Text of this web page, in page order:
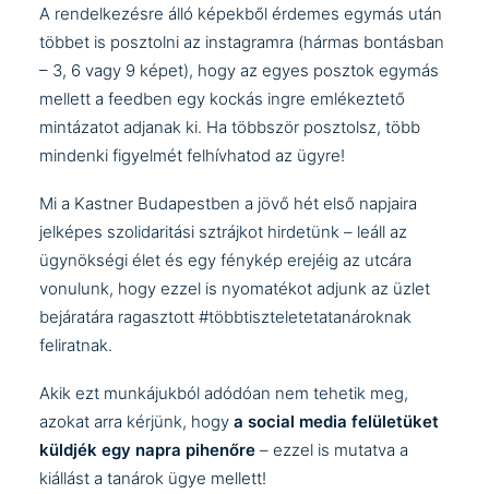
A rendelkezésre álló képekből érdemes egymás után
többet is posztolni az instagramra (hármas bontásban
– 3, 6 vagy 9 képet), hogy az egyes posztok egymás
mellett a feedben egy kockás ingre emlékeztető
mintázatot adjanak ki. Ha többször posztolsz, több
mindenki figyelmét felhívhatod az ügyre!
Mi a Kastner Budapestben a jövő hét első napjaira
jelképes szolidaritási sztrájkot hirdetünk – leáll az
ügynökségi élet és egy fénykép erejéig az utcára
vonulunk, hogy ezzel is nyomatékot adjunk az üzlet
bejáratára ragasztott #többtiszteletetatanároknak
feliratnak.
Akik ezt munkájukból adódóan nem tehetik meg,
azokat arra kérjünk, hogy a social media felületüket
küldjék egy napra pihenőre – ezzel is mutatva a
kiállást a tanárok ügye mellett!